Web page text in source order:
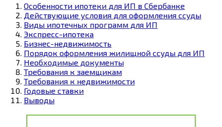
Особенности ипотеки для ИП в Сбербанке
Действующие условия для оформления ссуды
Виды ипотечных программ для ИП
Экспресс-ипотека
Бизнес-недвижимость
Порядок оформления жилищной ссуды для ИП
Необходимые документы
Требования к заемщикам
Требования к недвижимости
Годовые ставки
Выводы